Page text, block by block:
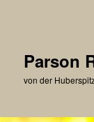
Parson
von der